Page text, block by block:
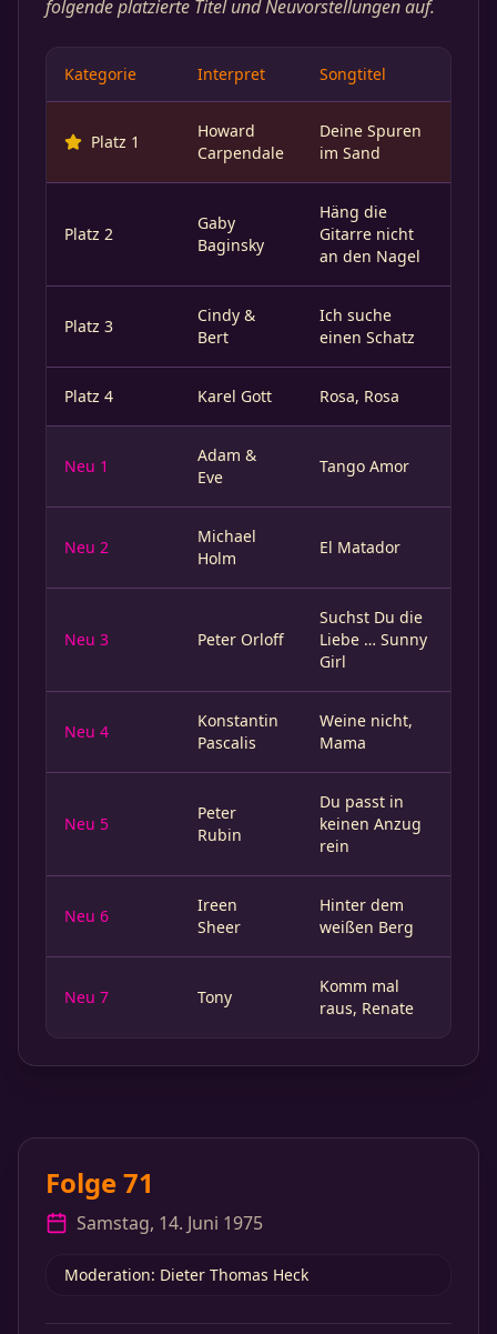
folgende platzierte Titel und Neuvorstellungen auf.
Kategorie Interpret Songtitel
Platz 1
Howard
Carpendale
Deine Spuren
im Sand
Platz 2
Gaby
Baginsky
Häng die
Gitarre nicht
an den Nagel
Platz 3
Cindy &
Bert
Ich suche
einen Schatz
Platz 4 Karel Gott Rosa, Rosa
Neu 1
Adam &
Eve
Tango Amor
Neu 2
Michael
Holm
El Matador
Neu 3 Peter Orloff
Suchst Du die
Liebe … Sunny
Girl
Neu 4
Konstantin
Pascalis
Weine nicht,
Mama
Neu 5
Peter
Rubin
Du passt in
keinen Anzug
rein
Neu 6
Ireen
Sheer
Hinter dem
weißen Berg
Neu 7 Tony
Komm mal
raus, Renate
Folge 71
Samstag, 14. Juni 1975
Moderation: Dieter Thomas Heck